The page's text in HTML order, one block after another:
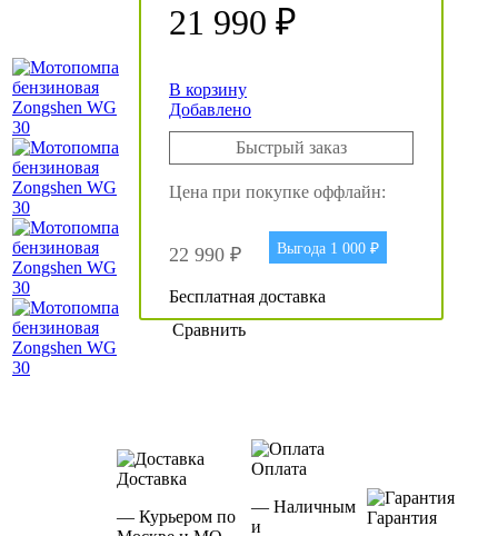
21 990 ₽
В корзину
Добавлено
Быстрый заказ
Цена при покупке оффлайн:
22 990 ₽ Выгода 1 000 ₽
Бесплатная доставка
Сравнить
Доставка
— Курьером по
Оплата
— Наличным
и
Гарантия